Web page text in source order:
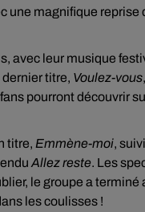
une magnifique reprise
avec leur musique
dernier titre, Voulez-vous
pourront découvrir
titre, Emmène-moi,
Allez reste. Les
le groupe a terminé
les coulisses !